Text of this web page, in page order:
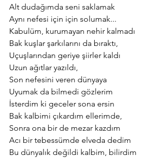
Alt dudağımda seni saklamak
Aynı nefesi için için solumak...
Kabulüm, kurumayan nehir kalmadı
Bak kuşlar şarkılarını da bıraktı,
Uçuşlarından geriye şiirler kaldı
Uzun ağıtlar yazıldı,
Son nefesini veren dünyaya
Uyumak da bilmedi gözlerim
İsterdim ki geceler sona ersin
Bak kalbimi çıkardım ellerimde,
Sonra ona bir de mezar kazdım
Acı bir tebessümde elveda dedim
Bu dünyalık değildi kalbim, bilirdim